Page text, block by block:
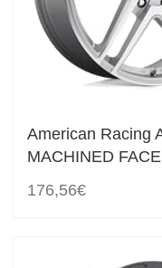
American Racing
MACHINED FACE
176,56€